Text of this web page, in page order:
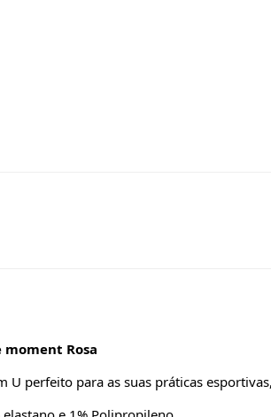
moment Rosa
U perfeito para as suas práticas